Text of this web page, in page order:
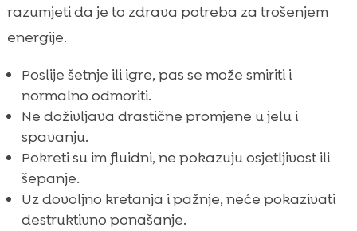
razumjeti da je to zdrava potreba za trošenjem
energije.
Poslije šetnje ili igre, pas se može smiriti i
normalno odmoriti.
Ne doživljava drastične promjene u jelu i
spavanju.
Pokreti su im fluidni, ne pokazuju osjetljivost ili
šepanje.
Uz dovoljno kretanja i pažnje, neće pokazivati
destruktivno ponašanje.